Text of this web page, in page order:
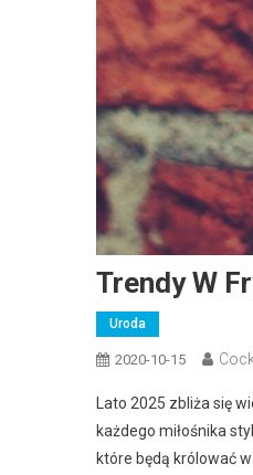
Trendy W
Uroda
2020-10-15
Lato 2025 zbliża się
każdego miłośnika
które będą królować